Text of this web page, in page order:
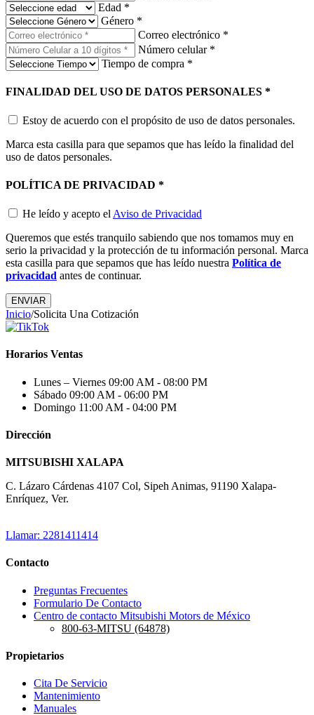
Edad *
Género *
Correo electrónico *
Número celular *
Tiempo de compra *
FINALIDAD DEL USO DE DATOS PERSONALES *
Estoy de acuerdo con el propósito de uso de datos personales.
Marca esta casilla para que sepamos que has leído la finalidad del
uso de datos personales.
POLÍTICA DE PRIVACIDAD *
He leído y acepto el Aviso de Privacidad
Queremos que estés tranquilo sabiendo que nos tomamos muy en
serio la privacidad y la protección de tu información personal. Marca
esta casilla para que sepamos que has leído nuestra Política de
privacidad antes de continuar.
Inicio/Solicita Una Cotización
Horarios Ventas
Lunes – Viernes 09:00 AM - 08:00 PM
Sábado 09:00 AM - 06:00 PM
Domingo 11:00 AM - 04:00 PM
Dirección
MITSUBISHI XALAPA
C. Lázaro Cárdenas 4107 Col, Sipeh Animas, 91190 Xalapa-
Enríquez, Ver.
Llamar: 2281411414
Contacto
Preguntas Frecuentes
Formulario De Contacto
Centro de contacto Mitsubishi Motors de México
800-63-MITSU (64878)
Propietarios
Cita De Servicio
Mantenimiento
Manuales